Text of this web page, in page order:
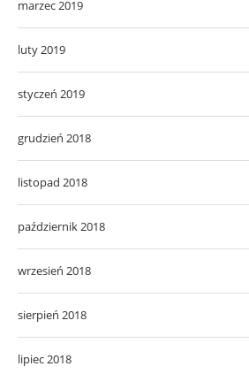
marzec 2019
luty 2019
styczeń 2019
grudzień 2018
listopad 2018
październik 2018
wrzesień 2018
sierpień 2018
lipiec 2018